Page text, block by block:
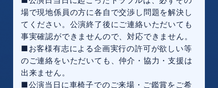
場で現地係員の方に各自で交渉し問題を解決し
てください。公演終了後にご連絡いただいても
事実確認ができませんので、対応できません。
■お客様有志による企画実行の許可が欲しい等
のご連絡をいただいても、仲介・協力・支援は
出来ません。
■公演当日に車椅子でのご来場・ご鑑賞をご希